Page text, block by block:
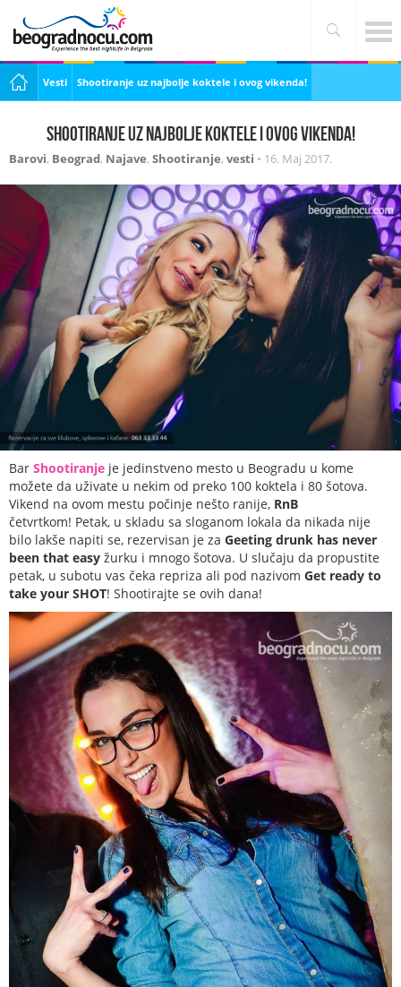
Vesti Shootiranje uz najbolje koktele i ovog vikenda!
Shootiranje uz najbolje koktele i ovog vikenda!
Barovi, Beograd, Najave, Shootiranje, vesti • 16. Maj 2017.
Bar Shootiranje je jedinstveno mesto u Beogradu u kome
možete da uživate u nekim od preko 100 koktela i 80 šotova.
Vikend na ovom mestu počinje nešto ranije, RnB
četvrtkom! Petak, u skladu sa sloganom lokala da nikada nije
bilo lakše napiti se, rezervisan je za Geeting drunk has never
been that easy žurku i mnogo šotova. U slučaju da propustite
petak, u subotu vas čeka repriza ali pod nazivom Get ready to
take your SHOT! Shootirajte se ovih dana!